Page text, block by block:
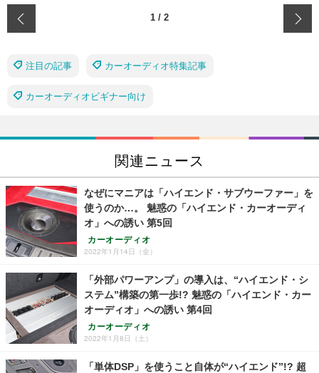
1 / 2
注目の記事 カーオーディオ特集記事
カーオーディオビギナー向け
関連ニュース
なぜにマニアは「ハイエンド・サブウーファー」を
使うのか…。 魅惑の「ハイエンド・カーオーディ
オ」への誘い 第5回
カーオーディオ
2022年1月14日（金）
「外部パワーアンプ」の導入は、“ハイエンド・シ
ステム”構築の第一歩!? 魅惑の「ハイエンド・カー
オーディオ」への誘い 第4回
カーオーディオ
2022年1月8日（土）
「単体DSP」を使うこと自体が“ハイエンド”!? 超